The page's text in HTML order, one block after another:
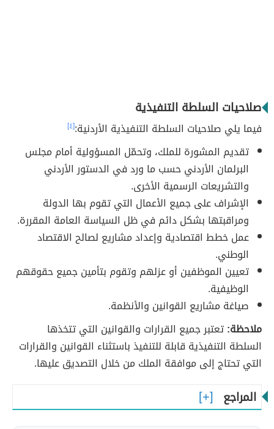
صلاحيات السلطة التنفيذية
فيما يلي صلاحيات السلطة التنفيذية الأردنية:[٤]
تقديم المشورة للملك، وتحمّل المسؤولية أمام مجلس
البرلمان الأردني حسب ما ورد في الدستور الأردني
والتشريعات الرسمية الأخرى.
الإشراف على جميع الأعمال التي تقوم بها الدولة
ومراقبتها بشكل دائم في ظل السياسة العامة المقررة.
عمل خطط اقتصادية وإعداد مشاريع لصالح الاقتصاد
الوطني.
تعيين الموظفين أو عزلهم وتقوم بتأمين جميع حقوقهم
الوظيفية.
صياغة مشاريع القوانين والأنظمة.
ملاحظة:تعتبر جميع القرارات والقوانين التي تتخذها
السلطة التنفيذية قابلة للتنفيذ باستثناء القوانين والقرارات
التي تحتاج إلى موافقة الملك من خلال التصديق عليها.
المراجع